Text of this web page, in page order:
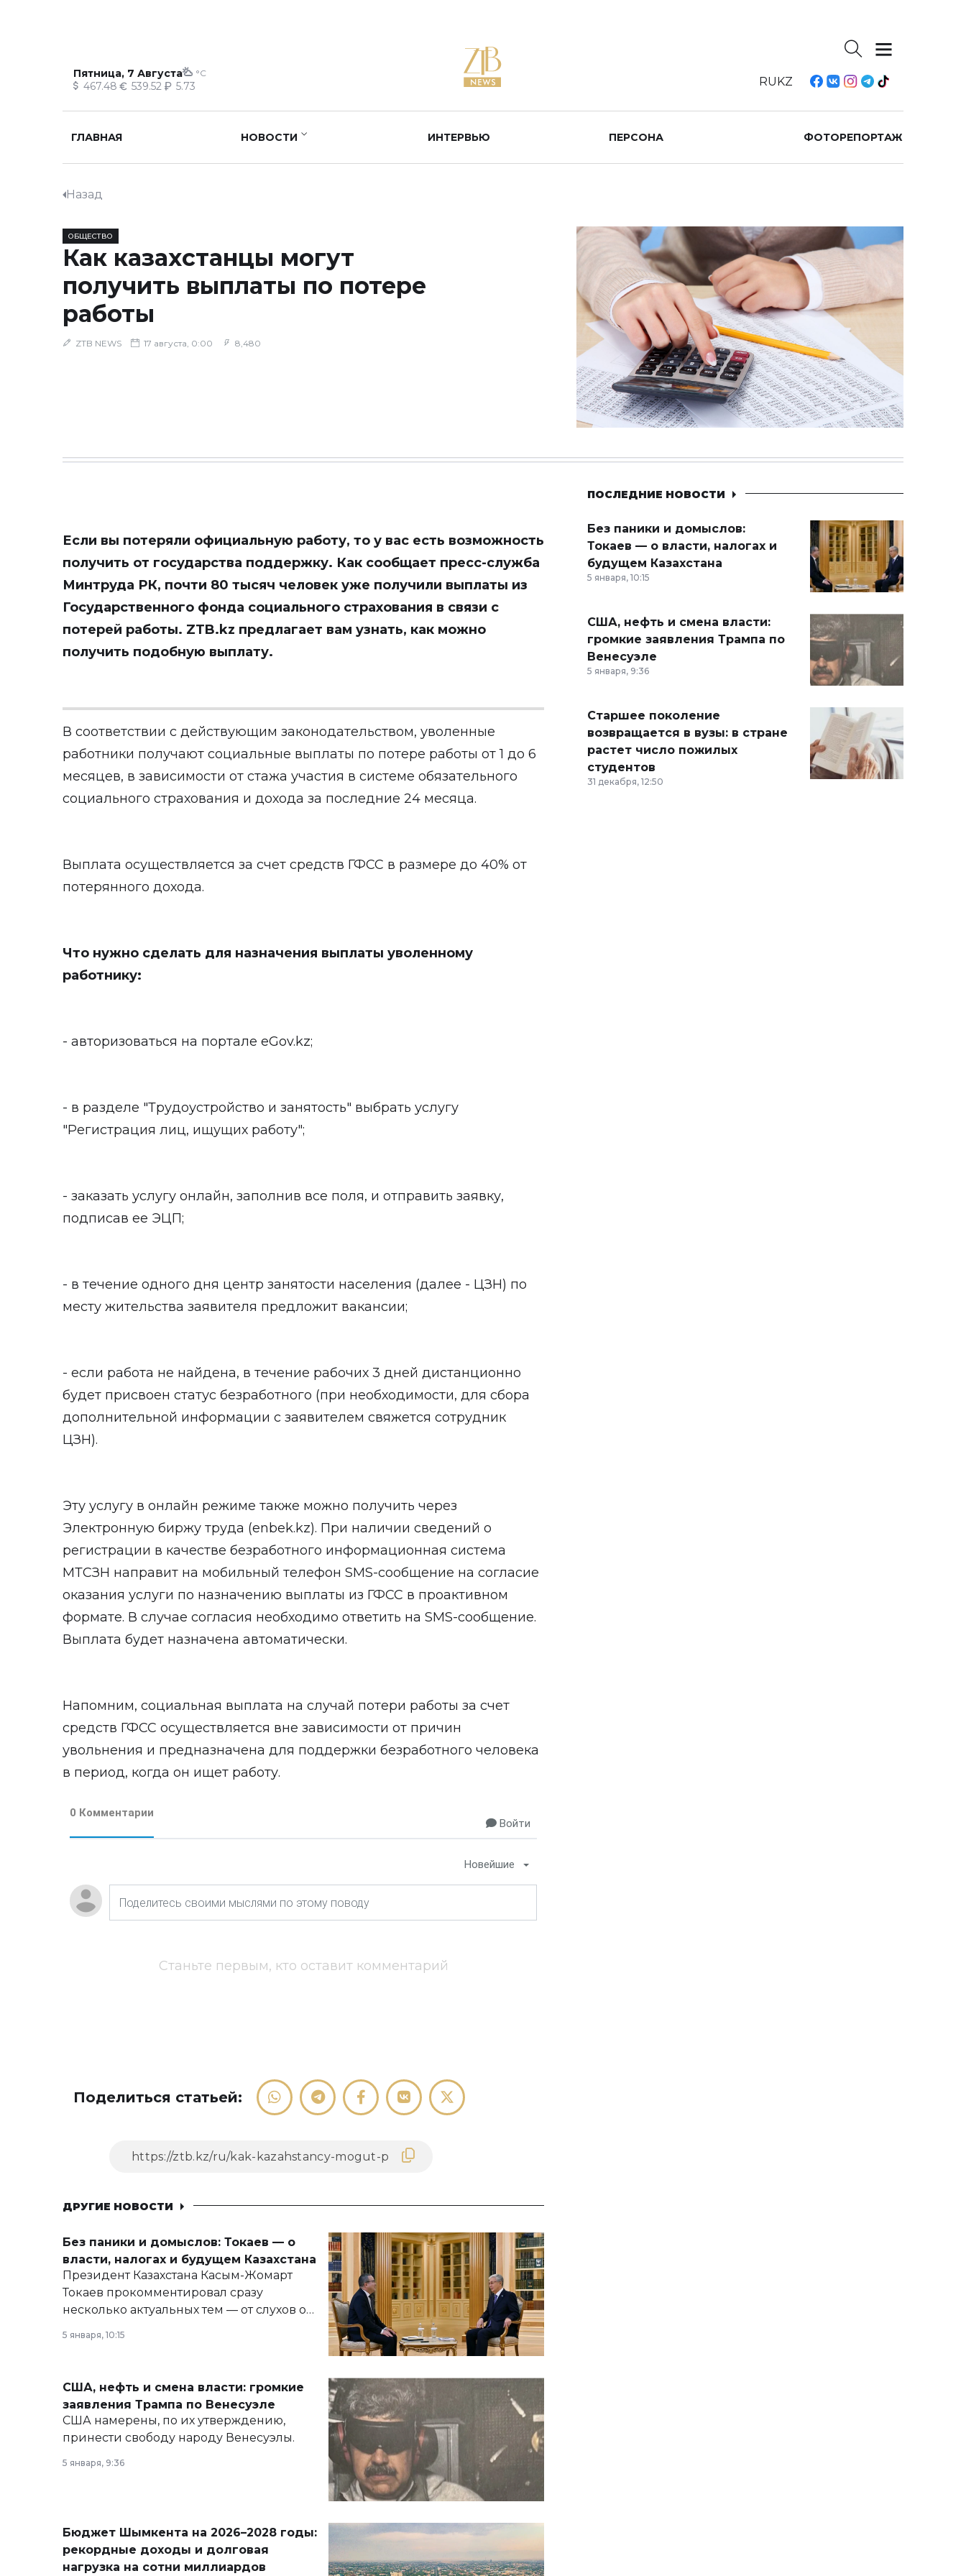
Пятница, 7 Августа °C
467.48 539.52 5.73 RUKZ
ГЛАВНАЯ НОВОСТИ ИНТЕРВЬЮ ПЕРСОНА ФОТОРЕПОРТАЖ
Назад
ОБЩЕСТВО
Как казахстанцы могут
получить выплаты по потере
работы
ZTB NEWS 17 августа, 0:00 8,480
Если вы потеряли официальную работу, то у вас есть возможность
получить от государства поддержку. Как сообщает пресс-служба
Минтруда РК, почти 80 тысяч человек уже получили выплаты из
Государственного фонда социального страхования в связи с
потерей работы. ZTB.kz предлагает вам узнать, как можно
получить подобную выплату.
В соответствии с действующим законодательством, уволенные
работники получают социальные выплаты по потере работы от 1 до 6
месяцев, в зависимости от стажа участия в системе обязательного
социального страхования и дохода за последние 24 месяца.
Выплата осуществляется за счет средств ГФСС в размере до 40% от
потерянного дохода.
Что нужно сделать для назначения выплаты уволенному
работнику:
- авторизоваться на портале eGov.kz;
- в разделе "Трудоустройство и занятость" выбрать услугу
"Регистрация лиц, ищущих работу";
- заказать услугу онлайн, заполнив все поля, и отправить заявку,
подписав ее ЭЦП;
- в течение одного дня центр занятости населения (далее - ЦЗН) по
месту жительства заявителя предложит вакансии;
- если работа не найдена, в течение рабочих 3 дней дистанционно
будет присвоен статус безработного (при необходимости, для сбора
дополнительной информации с заявителем свяжется сотрудник
ЦЗН).
Эту услугу в онлайн режиме также можно получить через
Электронную биржу труда (enbek.kz). При наличии сведений о
регистрации в качестве безработного информационная система
МТСЗН направит на мобильный телефон SMS-сообщение на согласие
оказания услуги по назначению выплаты из ГФСС в проактивном
формате. В случае согласия необходимо ответить на SMS-сообщение.
Выплата будет назначена автоматически.
Напомним, социальная выплата на случай потери работы за счет
средств ГФСС осуществляется вне зависимости от причин
увольнения и предназначена для поддержки безработного человека
в период, когда он ищет работу.
0 Комментарии
Войти
Новейшие
Станьте первым, кто оставит комментарий
Поделиться статьей:
ДРУГИЕ НОВОСТИ
Без паники и домыслов: Токаев — о
власти, налогах и будущем Казахстана
Президент Казахстана Касым-Жомарт
Токаев прокомментировал сразу
несколько актуальных тем — от слухов о
армии, экономики и личного здоровья.
5 января, 10:15
США, нефть и смена власти: громкие
заявления Трампа по Венесуэле
США намерены, по их утверждению,
принести свободу народу Венесуэлы.
5 января, 9:36
Бюджет Шымкента на 2026–2028 годы:
рекордные доходы и долговая
нагрузка на сотни миллиардов
ПОСЛЕДНИЕ НОВОСТИ
Без паники и домыслов:
Токаев — о власти, налогах и
будущем Казахстана
5 января, 10:15
США, нефть и смена власти:
громкие заявления Трампа по
Венесуэле
5 января, 9:36
Старшее поколение
возвращается в вузы: в стране
растет число пожилых
студентов
31 декабря, 12:50